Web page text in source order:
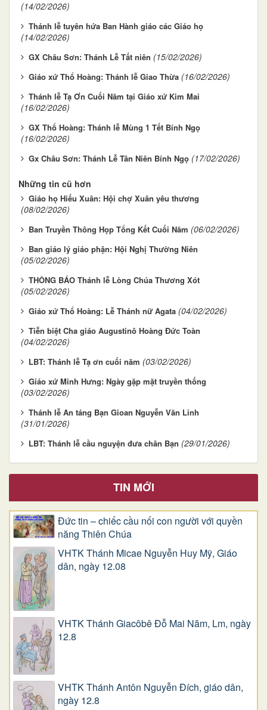
(14/02/2026)
Thánh lễ tuyên hứa Ban Hành giáo các Giáo họ
(14/02/2026)
GX Châu Sơn: Thánh Lễ Tất niên (15/02/2026)
Giáo xứ Thổ Hoàng: Thánh lễ Giao Thừa (16/02/2026)
Thánh lễ Tạ Ơn Cuối Năm tại Giáo xứ Kim Mai
(16/02/2026)
GX Thổ Hoàng: Thánh lễ Mùng 1 Tết Bính Ngọ
(16/02/2026)
Gx Châu Sơn: Thánh Lễ Tân Niên Bính Ngọ (17/02/2026)
Những tin cũ hơn
Giáo họ Hiếu Xuân: Hội chợ Xuân yêu thương
(08/02/2026)
Ban Truyền Thông Họp Tổng Kết Cuối Năm (06/02/2026)
Ban giáo lý giáo phận: Hội Nghị Thường Niên
(05/02/2026)
THÔNG BÁO Thánh lễ Lòng Chúa Thương Xót
(05/02/2026)
Giáo xứ Thổ Hoàng: Lễ Thánh nữ Agata (04/02/2026)
Tiễn biệt Cha giáo Augustinô Hoàng Đức Toàn
(04/02/2026)
LBT: Thánh lễ Tạ ơn cuối năm (03/02/2026)
Giáo xứ Minh Hưng: Ngày gặp mặt truyền thống
(03/02/2026)
Thánh lễ An táng Bạn Gioan Nguyễn Văn Linh
(31/01/2026)
LBT: Thánh lễ cầu nguyện đưa chân Bạn (29/01/2026)
TIN MỚI
Đức tin – chiếc cầu nối con người với quyền
năng Thiên Chúa
VHTK Thánh Micae Nguyễn Huy Mỹ, Giáo
dân, ngày 12.08
VHTK Thánh Giacôbê Ðỗ Mai Năm, Lm, ngày
12.8
VHTK Thánh Antôn Nguyễn Ðích, giáo dân,
ngày 12.8